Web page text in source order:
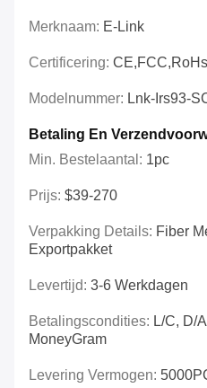
Merknaam: E-Link
Certificering: CE,FCC,RoHs
Modelnummer: Lnk-Irs93-
Betaling En
Min. Bestelaantal: 1pc
Prijs: $39-270
Verpakking Details: Fiber
Exportpakket
Levertijd: 3-6 Werkdagen
Betalingscondities: L/C, D/
MoneyGram
Levering Vermogen: